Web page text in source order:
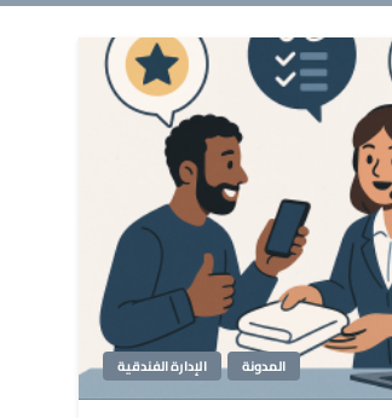
الإدارة الفندقية المدونة